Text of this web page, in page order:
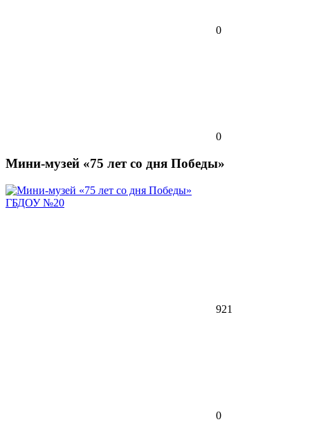
0
0
Мини-музей «75 лет со дня Победы»
ГБДОУ №20
921
0